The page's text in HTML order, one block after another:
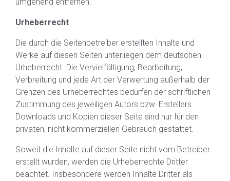
umgehend entfernen.
Urheberrecht
Die durch die Seitenbetreiber erstellten Inhalte und
Werke auf diesen Seiten unterliegen dem deutschen
Urheberrecht. Die Vervielfältigung, Bearbeitung,
Verbreitung und jede Art der Verwertung außerhalb der
Grenzen des Urheberrechtes bedürfen der schriftlichen
Zustimmung des jeweiligen Autors bzw. Erstellers.
Downloads und Kopien dieser Seite sind nur für den
privaten, nicht kommerziellen Gebrauch gestattet.
Soweit die Inhalte auf dieser Seite nicht vom Betreiber
erstellt wurden, werden die Urheberrechte Dritter
beachtet. Insbesondere werden Inhalte Dritter als